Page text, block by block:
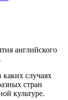
английского
случаях
стран
культуре.